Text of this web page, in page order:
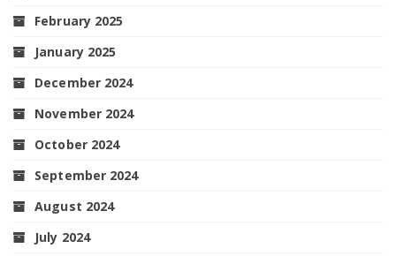
February 2025
January 2025
December 2024
November 2024
October 2024
September 2024
August 2024
July 2024